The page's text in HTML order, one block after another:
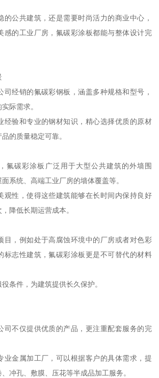
的公共建筑，还是需要时尚活力的商业中心，
感的工业厂房，氟碳彩涂板都能与整体设计完
司经销的氟碳彩钢板，涵盖多种规格和型号，
际需求。
经验和专业的钢材知识，精心选择优质的原材
的质量稳定可靠。
氟碳彩涂板广泛用于大型公共建筑的外墙围
系统、高端工业厂房的墙体覆盖等。
观性，使得这些建筑能够在长时间内保持良好
降低长期运营成本。
目，例如处于高腐蚀环境中的厂房或者对色彩
标志性建筑，氟碳彩涂板更是不可替代的材料
条件，为建筑提供长久保护。
司不仅提供优质的产品，更注重配套服务的完
业金属加工厂，可以根据客户的具体需求，提
冲孔、敷膜、压花等半成品加工服务。